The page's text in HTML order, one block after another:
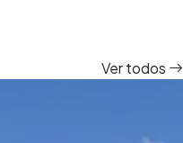
Ver todos